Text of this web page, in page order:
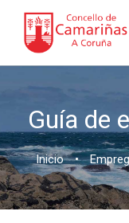
Guía de
Inicio •